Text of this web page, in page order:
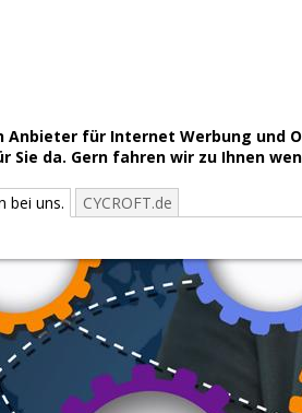
Anbieter für Internet Werbung und
Sie da. Gern fahren wir zu Ihnen
bei uns. CYCROFT.de